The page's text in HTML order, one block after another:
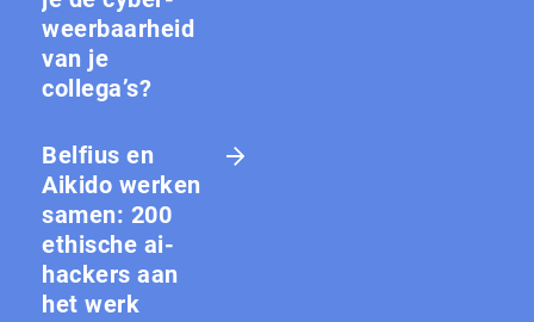
weer­baar­heid
van je
collega’s?
Belfius en
Aikido werken
samen: 200
ethische ai-
hackers aan
het werk